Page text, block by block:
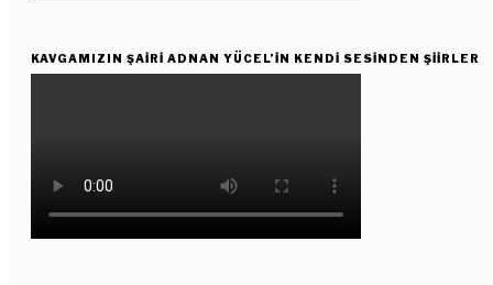
KAVGAMIZIN ŞAIRI ADNAN YÜCEL’IN KENDI SESINDEN ŞIIRLER